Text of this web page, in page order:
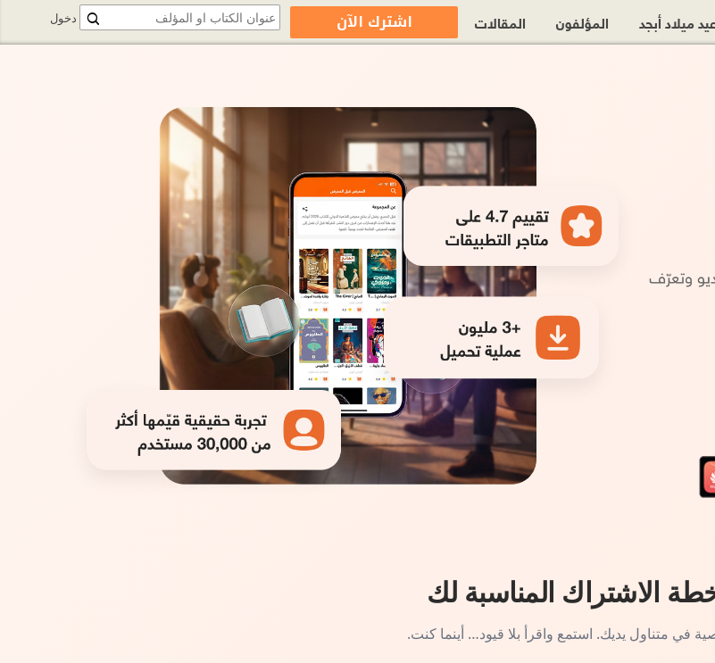
الاشتراك المناسبة لك
في متناول يديك. استمع واقرأ بلا قيود… أينما كنت.
دخول ميلاد أبجد المؤلفون المقالات اشترك الآن